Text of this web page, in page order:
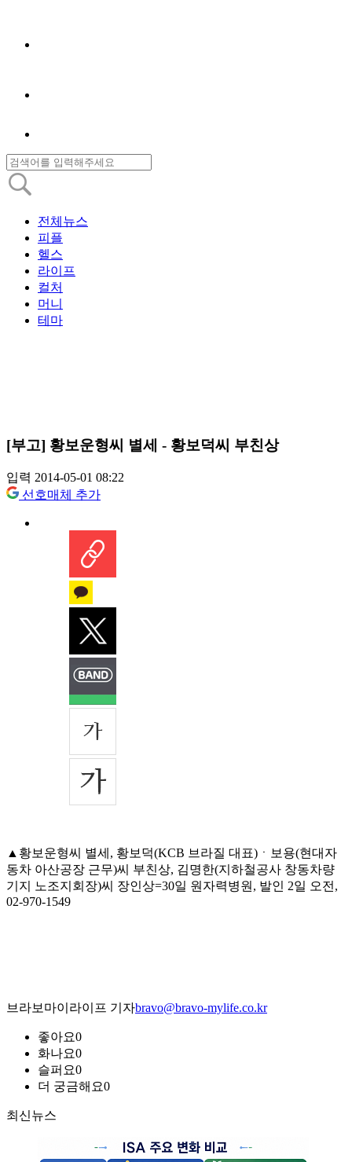
전체뉴스
피플
헬스
라이프
컬처
머니
테마
[부고] 황보운형씨 별세 - 황보덕씨 부친상
입력 2014-05-01 08:22
선호매체 추가
▲황보운형씨 별세, 황보덕(KCB 브라질 대표)ㆍ보용(현대자
동차 아산공장 근무)씨 부친상, 김명한(지하철공사 창동차량
기지 노조지회장)씨 장인상=30일 원자력병원, 발인 2일 오전,
02-970-1549
브라보마이라이프 기자bravo@bravo-mylife.co.kr
좋아요0
화나요0
슬퍼요0
더 궁금해요0
최신뉴스